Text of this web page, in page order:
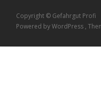
Copyright © Gefahrgut Profi
Powered by WordPress ,